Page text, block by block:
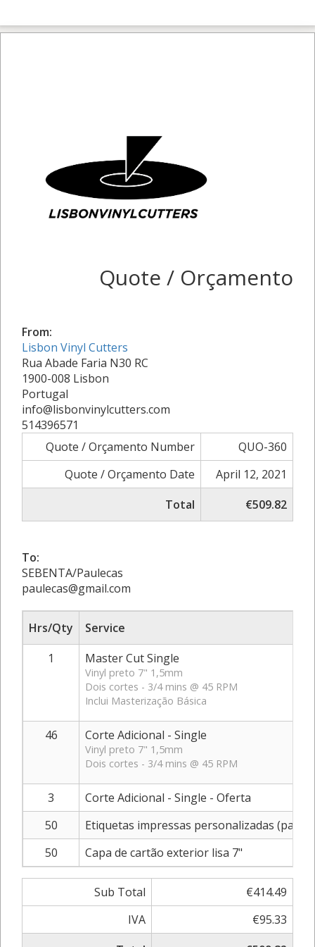
Quote / Orçamento
From:
Lisbon Vinyl Cutters
Rua Abade Faria N30 RC
1900-008 Lisbon
Portugal
info@lisbonvinylcutters.com
514396571
Quote / Orçamento Number
QUO-360
Quote / Orçamento Date
April 12, 2021
Total
€509.82
To:
SEBENTA/Paulecas
paulecas@gmail.com
Hrs/Qty Service
1
Master Cut Single
Vinyl preto 7" 1,5mm
Dois cortes - 3/4 mins @ 45 RPM
Inclui Masterização Básica
46 Corte Adicional - Single
Vinyl preto 7" 1,5mm
Dois cortes - 3/4 mins @ 45 RPM
3
Corte Adicional - Single - Oferta
50
Etiquetas impressas personalizadas (par)
50
Capa de cartão exterior lisa 7"
Sub Total
€414.49
IVA
€95.33